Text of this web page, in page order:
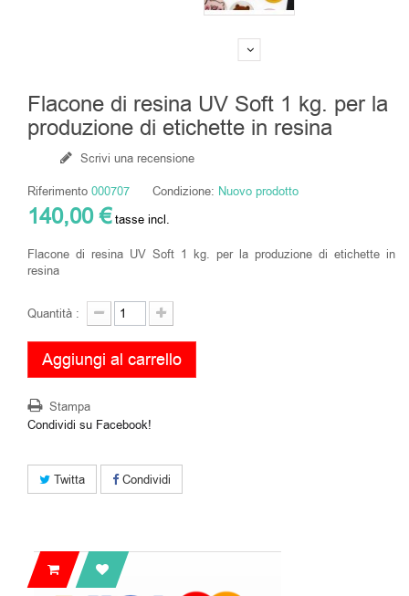
Flacone di resina UV Soft 1 kg. per la
produzione di etichette in resina
Scrivi una recensione
Riferimento 000707 Condizione: Nuovo prodotto
140,00 €tasse incl.
Flacone di resina UV Soft 1 kg. per la produzione di etichette in
resina
Quantità :
Aggiungi al carrello
Stampa
Condividi su Facebook!
Twitta Condividi